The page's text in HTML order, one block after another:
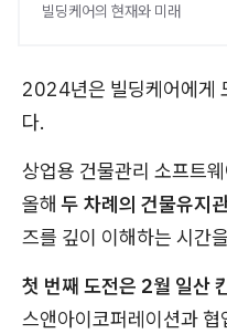
빌딩케어의 현재와 미래
2024년은 빌딩케어에게
다.
상업용 건물관리 소프트
올해두 차례의 건물유지
즈를 깊이 이해하는 시간
첫 번째 도전은 2월 일산
스앤아이코퍼레이션과